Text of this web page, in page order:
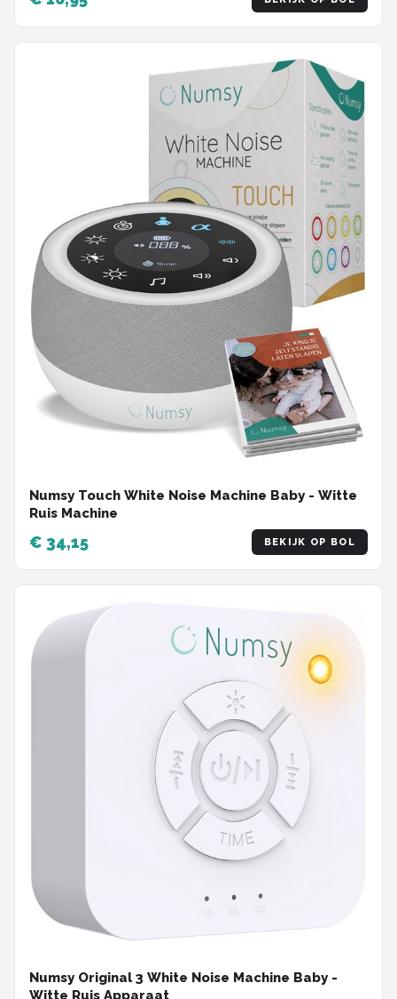
Numsy Touch White Noise Machine Baby - Witte
Ruis Machine
€ 34,15 BEKIJK OP BOL
Numsy Original 3 White Noise Machine Baby -
Witte Ruis Apparaat